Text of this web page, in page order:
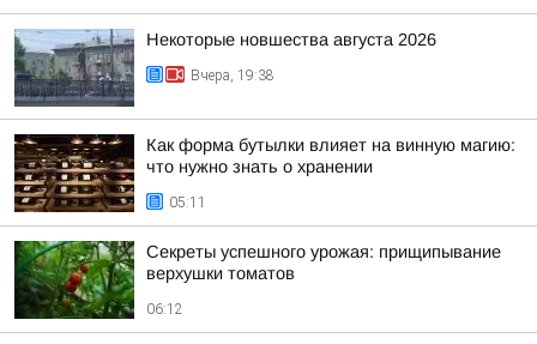
Некоторые новшества августа 2026
Вчера, 19:38
Как форма бутылки влияет на винную магию:
что нужно знать о хранении
05:11
Секреты успешного урожая: прищипывание
верхушки томатов
06:12